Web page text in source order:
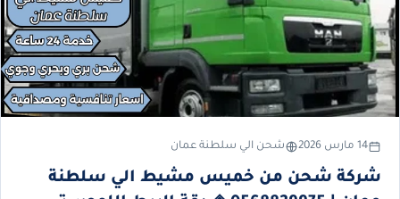
14 مارس 2026 شحن الي سلطنة عمان
شركة شحن من خميس مشيط الي سلطنة